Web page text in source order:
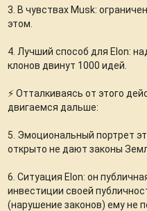
3. В чувствах Musk:
этом.
4. Лучший способ для Elon:
клонов двинут 1000 идей.
⚡ Отталкиваясь от этого
двигаемся дальше:
5. Эмоциональный портрет
открыто не дают законы
6. Ситуация Elon: он
инвестиции своей
(нарушение законов) ему не